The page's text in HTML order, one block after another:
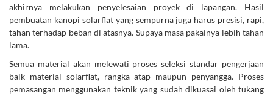
akhirnya melakukan penyelesaian proyek di lapangan. Hasil
pembuatan kanopi solarflat yang sempurna juga harus presisi, rapi,
tahan terhadap beban di atasnya. Supaya masa pakainya lebih tahan
lama.
Semua material akan melewati proses seleksi standar pengerjaan
baik material solarflat, rangka atap maupun penyangga. Proses
pemasangan menggunakan teknik yang sudah dikuasai oleh tukang